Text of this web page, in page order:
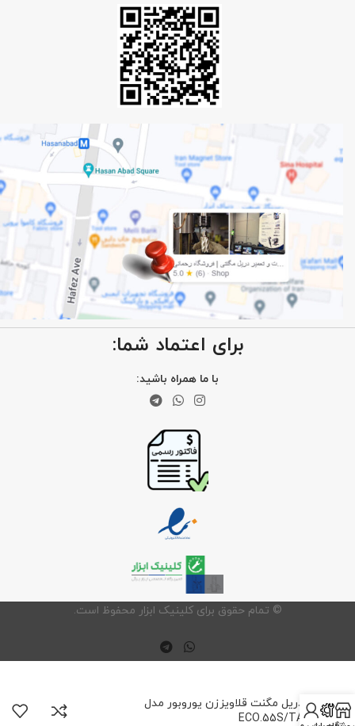
برای اعتماد شما:
با ما همراه باشید:
©️ تمام حقوق برای کلینیک ابزار محفوظ است.
دریل مگنت قلاویززن یوروبور مدل
ECO.55S/TA